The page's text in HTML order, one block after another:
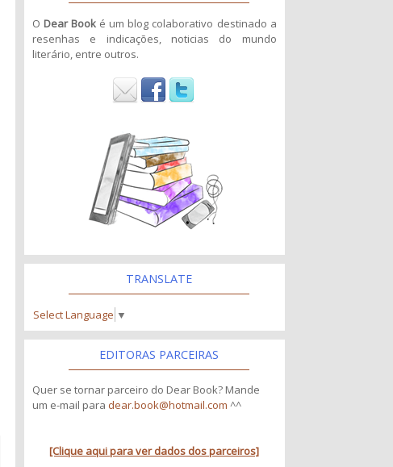
O Dear Book é um blog colaborativo destinado a
resenhas e indicações, noticias do mundo
literário, entre outros.
TRANSLATE
Select Language ▼
EDITORAS PARCEIRAS
Quer se tornar parceiro do Dear Book? Mande
um e-mail para dear.book@hotmail.com ^^
[Clique aqui para ver dados dos parceiros]